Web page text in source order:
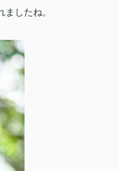
ましたね。